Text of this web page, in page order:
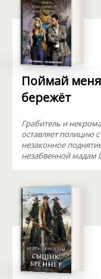
Поймай
бережёт
Грабитель и
оставляет полицию
незаконное
незабвенной мадам